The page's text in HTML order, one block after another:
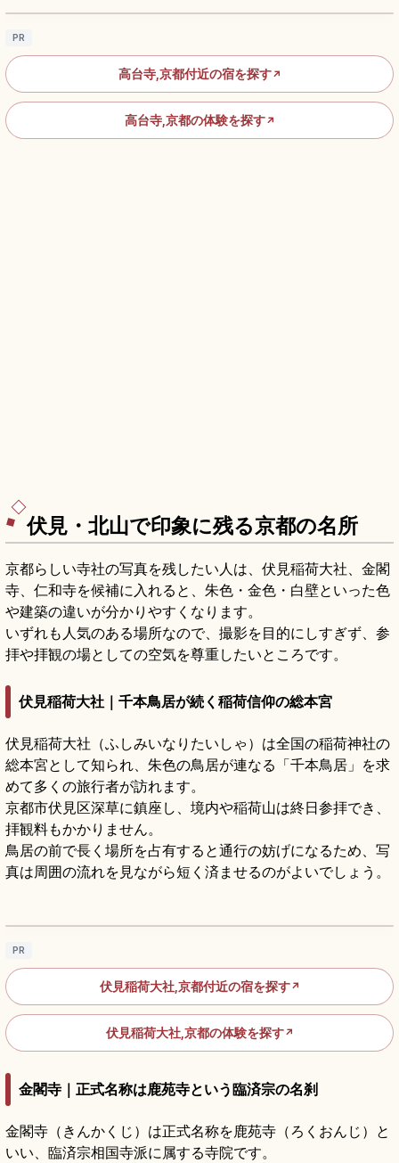
PR
高台寺,京都付近の宿を探す↗
高台寺,京都の体験を探す↗
伏見・北山で印象に残る京都の名所
京都らしい寺社の写真を残したい人は、伏見稲荷大社、金閣
寺、仁和寺を候補に入れると、朱色・金色・白壁といった色
や建築の違いが分かりやすくなります。
いずれも人気のある場所なので、撮影を目的にしすぎず、参
拝や拝観の場としての空気を尊重したいところです。
伏見稲荷大社｜千本鳥居が続く稲荷信仰の総本宮
伏見稲荷大社（ふしみいなりたいしゃ）は全国の稲荷神社の
総本宮として知られ、朱色の鳥居が連なる「千本鳥居」を求
めて多くの旅行者が訪れます。
京都市伏見区深草に鎮座し、境内や稲荷山は終日参拝でき、
拝観料もかかりません。
鳥居の前で長く場所を占有すると通行の妨げになるため、写
真は周囲の流れを見ながら短く済ませるのがよいでしょう。
伏見稲荷大社の見どころ｜千本鳥居と稲荷山
PR
伏見稲荷大社,京都付近の宿を探す↗
伏見稲荷大社,京都の体験を探す↗
金閣寺｜正式名称は鹿苑寺という臨済宗の名刹
金閣寺（きんかくじ）は正式名称を鹿苑寺（ろくおんじ）と
いい、臨済宗相国寺派に属する寺院です。